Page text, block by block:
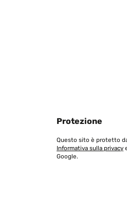
Protezione
Questo sito è protetto
Informativa sulla privacy
Google.